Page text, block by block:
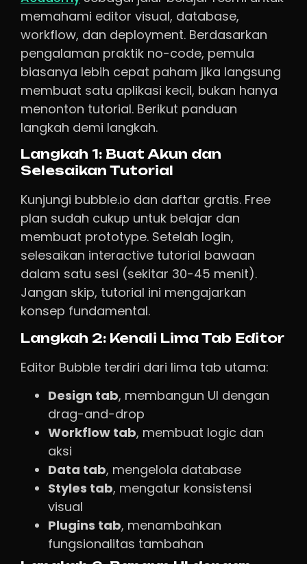
memahami editor visual, database,
workflow, dan deployment. Berdasarkan
pengalaman praktik no-code, pemula
biasanya lebih cepat paham jika langsung
membuat satu aplikasi kecil, bukan hanya
menonton tutorial. Berikut panduan
langkah demi langkah.
Langkah 1: Buat Akun dan
Selesaikan Tutorial
Kunjungi bubble.io dan daftar gratis. Free
plan sudah cukup untuk belajar dan
membuat prototype. Setelah login,
selesaikan interactive tutorial bawaan
dalam satu sesi (sekitar 30-45 menit).
Jangan skip, tutorial ini mengajarkan
konsep fundamental.
Langkah 2: Kenali Lima Tab Editor
Editor Bubble terdiri dari lima tab utama:
Design tab, membangun UI dengan
drag-and-drop
Workflow tab, membuat logic dan
aksi
Data tab, mengelola database
Styles tab, mengatur konsistensi
visual
Plugins tab, menambahkan
fungsionalitas tambahan